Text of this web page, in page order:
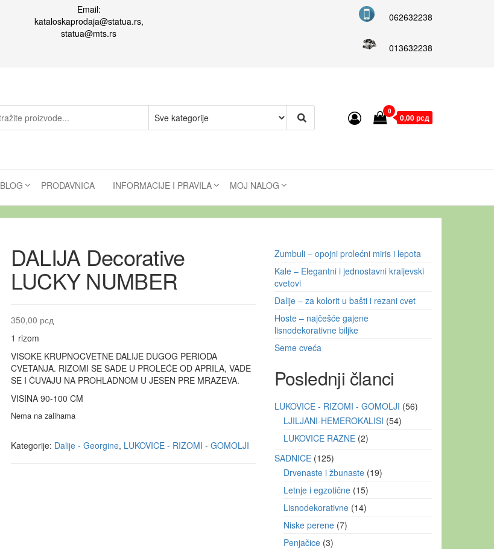
Email:
kataloskaprodaja@statua.rs,
statua@mts.rs
062632238
013632238
0
0,00 рсд
BLOG PRODAVNICA INFORMACIJE I PRAVILA MOJ NALOG
DALIJA Decorative
LUCKY NUMBER
350,00 рсд
1 rizom
VISOKE KRUPNOCVETNE DALIJE DUGOG PERIODA
CVETANJA. RIZOMI SE SADE U PROLEĆE OD APRILA, VADE
SE I ČUVAJU NA PROHLADNOM U JESEN PRE MRAZEVA.
VISINA 90-100 CM
Nema na zalihama
Kategorije: Dalije - Georgine, LUKOVICE - RIZOMI - GOMOLJI
Zumbuli – opojni prolećni miris i lepota
Kale – Elegantni i jednostavni kraljevski
cvetovi
Dalije – za kolorit u bašti i rezani cvet
Hoste – najčešće gajene
lisnodekorativne biljke
Seme cveća
Poslednji članci
LUKOVICE - RIZOMI - GOMOLJI 56
LJILJANI-HEMEROKALISI 54
LUKOVICE RAZNE 2
SADNICE 125
Drvenaste i žbunaste 19
Letnje i egzotične 15
Lisnodekorativne 14
Niske perene 7
Penjačice 3